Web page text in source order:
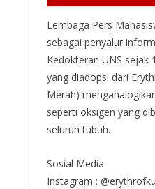
Lembaga Pers
sebagai penyalur
Kedokteran UNS sejak
yang diadopsi dari
Merah)
seperti oksigen yang
seluruh tubuh.
Sosial Media
Instagram :